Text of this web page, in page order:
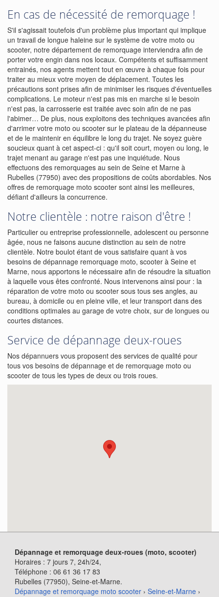
En cas de nécessité de remorquage !
S'il s'agissait toutefois d'un problème plus important qui implique
un travail de longue haleine sur le système de votre moto ou
scooter, notre département de remorquage interviendra afin de
porter votre engin dans nos locaux. Compétents et suffisamment
entrainés, nos agents mettent tout en œuvre à chaque fois pour
traiter au mieux votre moyen de déplacement. Toutes les
précautions sont prises afin de minimiser les risques d'éventuelles
complications. Le moteur n'est pas mis en marche si le besoin
n'est pas, la carrosserie est traitée avec soin afin de ne pas
l'abimer… De plus, nous exploitons des techniques avancées afin
d'arrimer votre moto ou scooter sur le plateau de la dépanneuse
et de le maintenir en équilibre le long du trajet. Ne soyez guère
soucieux quant à cet aspect-ci : qu'il soit court, moyen ou long, le
trajet menant au garage n'est pas une inquiétude. Nous
effectuons des remorquages au sein de Seine et Marne à
Rubelles (77950) avec des propositions de coûts abordables. Nos
offres de remorquage moto scooter sont ainsi les meilleures,
défiant d'ailleurs la concurrence.
Notre clientèle : notre raison d'être !
Particulier ou entreprise professionnelle, adolescent ou personne
âgée, nous ne faisons aucune distinction au sein de notre
clientèle. Notre boulot étant de vous satisfaire quant à vos
besoins de dépannage remorquage moto, scooter à Seine et
Marne, nous apportons le nécessaire afin de résoudre la situation
à laquelle vous êtes confronté. Nous intervenons ainsi pour : la
réparation de votre moto ou scooter sous tous ses angles, au
bureau, à domicile ou en pleine ville, et leur transport dans des
conditions optimales au garage de votre choix, sur de longues ou
courtes distances.
Service de dépannage deux-roues
Nos dépannuers vous proposent des services de qualité pour
tous vos besoins de dépannage et de remorquage moto ou
scooter de tous les types de deux ou trois roues.
Dépannage et remorquage deux-roues (moto, scooter)
Horaires : 7 jours 7, 24h/24,
Téléphone : 06 61 36 17 83
Rubelles (77950), Seine-et-Marne.
Dépannage et remorquage moto scooter › Seine-et-Marne ›